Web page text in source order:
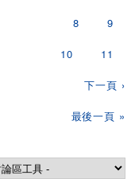
8 9
10 11
下一頁 ›
最後一頁 »